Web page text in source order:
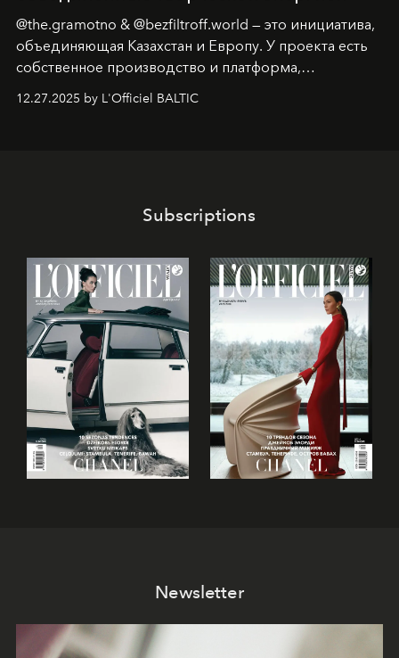
@the.gramotno & @bezfiltroff.world — это инициатива,
объединяющая Казахстан и Европу. У проекта есть
собственное производство и платформа,
предоставляющая возможности, поддержку и
решения для дизайнеров и молодых брендов.
12.27.2025 by L'Officiel BALTIC
Subscriptions
Newsletter